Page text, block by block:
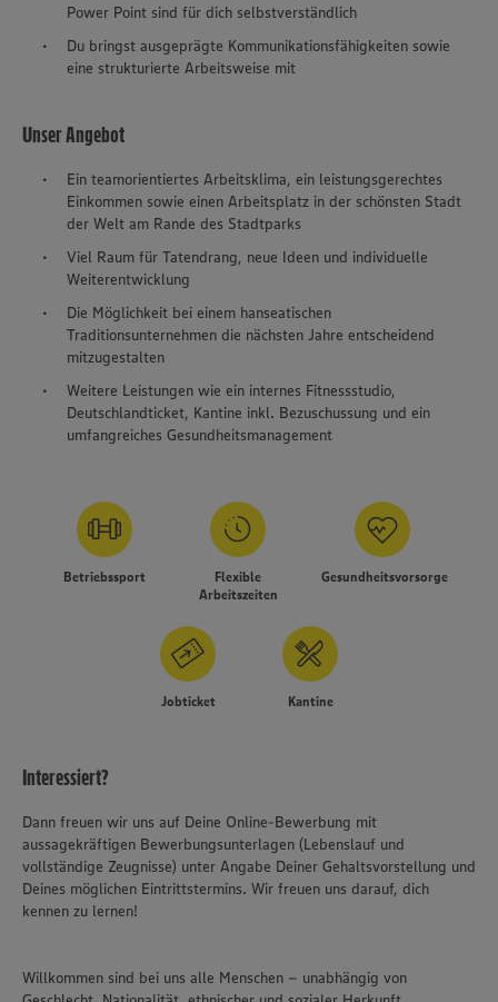
Power Point sind für dich selbstverständlich
Du bringst ausgeprägte Kommunikationsfähigkeiten sowie
eine strukturierte Arbeitsweise mit
Unser Angebot
Ein teamorientiertes Arbeitsklima, ein leistungsgerechtes
Einkommen sowie einen Arbeitsplatz in der schönsten Stadt
der Welt am Rande des Stadtparks
Viel Raum für Tatendrang, neue Ideen und individuelle
Weiterentwicklung
Die Möglichkeit bei einem hanseatischen
Traditionsunternehmen die nächsten Jahre entscheidend
mitzugestalten
Weitere Leistungen wie ein internes Fitnessstudio,
Deutschlandticket, Kantine inkl. Bezuschussung und ein
umfangreiches Gesundheitsmanagement
Betriebssport
Flexible
Arbeitszeiten
Gesundheitsvorsorge
Jobticket Kantine
Interessiert?
Dann freuen wir uns auf Deine Online-Bewerbung mit
aussagekräftigen Bewerbungsunterlagen (Lebenslauf und
vollständige Zeugnisse) unter Angabe Deiner Gehaltsvorstellung und
Deines möglichen Eintrittstermins. Wir freuen uns darauf, dich
kennen zu lernen!
Willkommen sind bei uns alle Menschen – unabhängig von